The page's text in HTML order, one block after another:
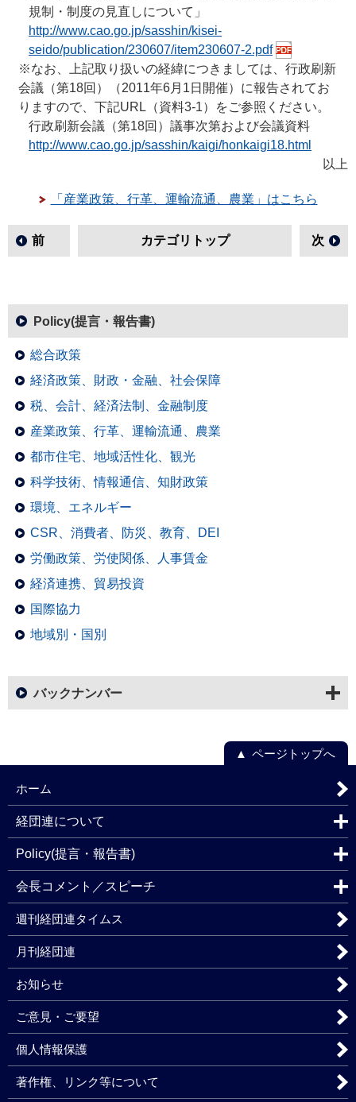
規制・制度の見直しについて」
http://www.cao.go.jp/sasshin/kisei-
seido/publication/230607/item230607-2.pdf
※なお、上記取り扱いの経緯につきましては、行政刷新
会議（第18回）（2011年6月1日開催）に報告されてお
りますので、下記URL（資料3-1）をご参照ください。
行政刷新会議（第18回）議事次第および会議資料
http://www.cao.go.jp/sasshin/kaigi/honkaigi18.html
以上
「産業政策、行革、運輸流通、農業」はこちら
前 カテゴリトップ 次
Policy(提言・報告書)
総合政策
経済政策、財政・金融、社会保障
税、会計、経済法制、金融制度
産業政策、行革、運輸流通、農業
都市住宅、地域活性化、観光
科学技術、情報通信、知財政策
環境、エネルギー
CSR、消費者、防災、教育、DEI
労働政策、労使関係、人事賃金
経済連携、貿易投資
国際協力
地域別・国別
バックナンバー
ページトップへ
ホーム
経団連について
Policy(提言・報告書)
会長コメント／スピーチ
週刊経団連タイムス
月刊経団連
お知らせ
ご意見・ご要望
個人情報保護
著作権、リンク等について